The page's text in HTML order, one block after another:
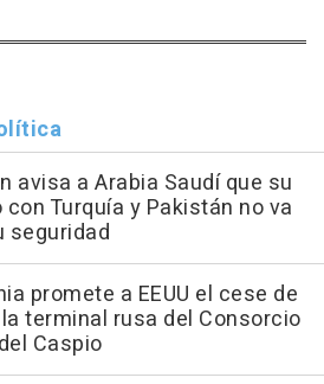
avisa a Arabia Saudí que su
Turquía y Pakistán no va
seguridad
promete a EEUU el cese de
terminal rusa del Consorcio
Caspio